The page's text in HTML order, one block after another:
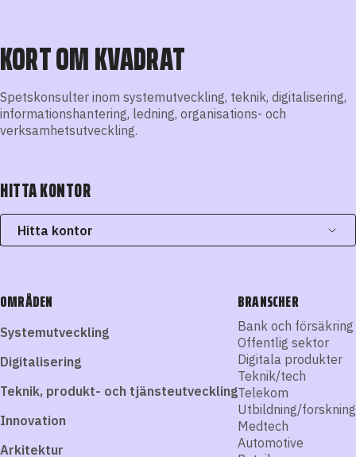
KORT OM KVADRAT
Spetskonsulter inom systemutveckling, teknik, digitalisering,
informationshantering, ledning, organisations- och
verksamhetsutveckling.
HITTA KONTOR
Hitta kontor
OMRÅDEN
Systemutveckling
Digitalisering
Teknik, produkt- och tjänsteutveckling
Innovation
Arkitektur
BRANSCHER
Bank och försäkring
Offentlig sektor
Digitala produkter
Teknik/tech
Telekom
Utbildning/forskning
Medtech
Automotive